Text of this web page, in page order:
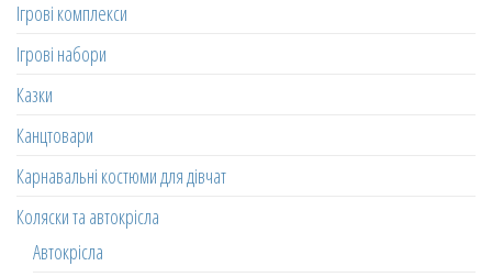
Ігрові комплекси
Ігрові набори
Казки
Канцтовари
Карнавальні костюми для дівчат
Коляски та автокрісла
Автокрісла